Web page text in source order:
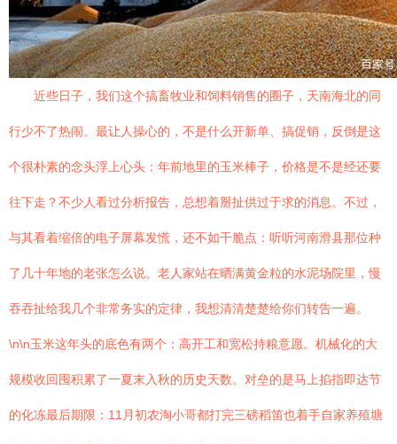
近些日子，我们这个搞畜牧业和饲料销售的圈子，天南海北的同
行少不了热闹。最让人操心的，不是什么开新单、搞促销，反倒是这
个很朴素的念头浮上心头：年前地里的玉米棒子，价格是不是经还要
往下走？不少人看过分析报告，总想着掰扯供过于求的消息。不过，
与其看着缩倍的电子屏幕发慌，还不如干脆点：听听河南滑县那位种
了几十年地的老张怎么说。老人家站在晒满黄金粒的水泥场院里，慢
吞吞扯给我几个非常务实的定律，我想清清楚楚给你们转告一遍。
\n\n玉米这年头的底色有两个：高开工和宽松持粮意愿。机械化的大
规模收回囤积累了一夏末入秋的历史天数。对垒的是马上掐指即达节
的化冻最后期限：11月初农淘小哥都打完三磅稻笛也着手自家养殖塘